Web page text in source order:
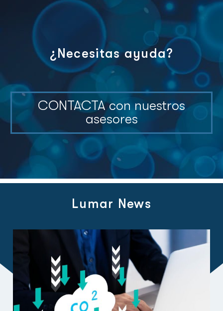
¿Necesitas ayuda?
CONTACTA con nuestros
asesores
Lumar News